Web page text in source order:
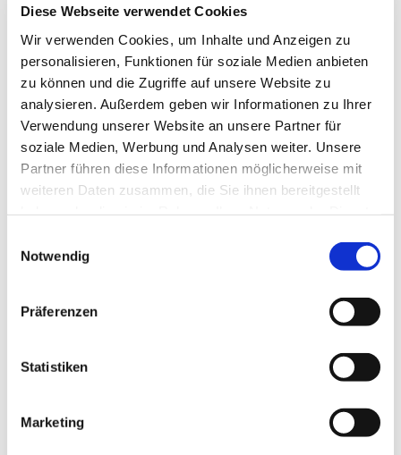
Diese Webseite verwendet Cookies
Wir verwenden Cookies, um Inhalte und Anzeigen zu
personalisieren, Funktionen für soziale Medien anbieten
zu können und die Zugriffe auf unsere Website zu
analysieren. Außerdem geben wir Informationen zu Ihrer
Verwendung unserer Website an unsere Partner für
soziale Medien, Werbung und Analysen weiter. Unsere
Partner führen diese Informationen möglicherweise mit
weiteren Daten zusammen, die Sie ihnen bereitgestellt
Notwendig
Präferenzen
Statistiken
Marketing
interessieren